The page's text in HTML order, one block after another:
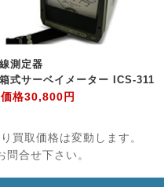
測定器
式サーベイメーター ICS-311
格30,800円
買取価格は変動します。
合せ下さい。